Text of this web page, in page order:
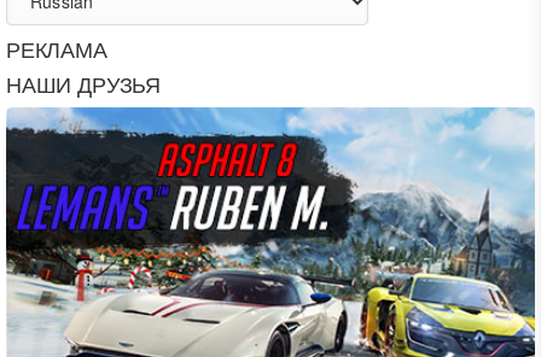
РЕКЛАМА
НАШИ ДРУЗЬЯ